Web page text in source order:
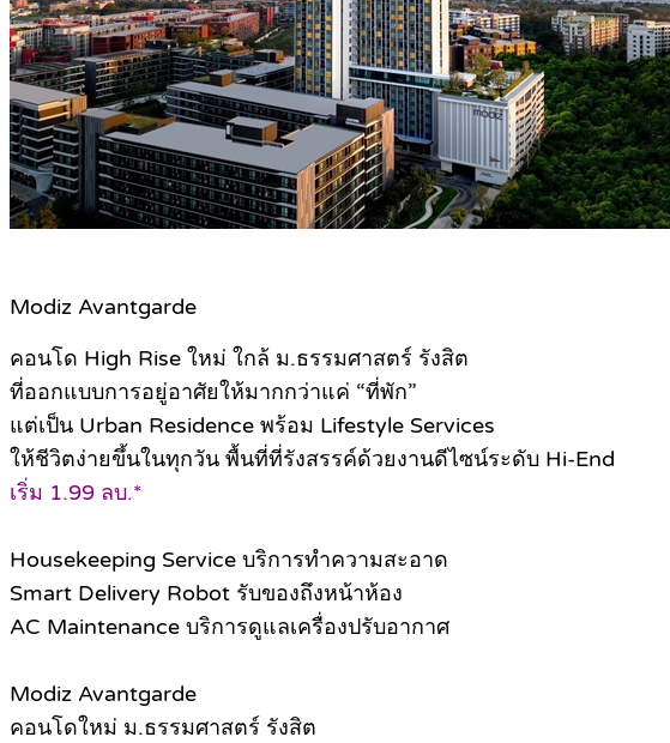
Modiz Avantgarde
คอนโด High Rise ใหม่ ใกล้ ม.ธรรมศาสตร์ รังสิต
ที่ออกแบบการอยู่อาศัยให้มากกว่าแค่ “ที่พัก”
แต่เป็น Urban Residence พร้อม Lifestyle Services
ให้ชีวิตง่ายขึ้นในทุกวัน พื้นที่ที่รังสรรค์ด้วยงานดีไซน์ระดับ Hi-End
เริ่ม 1.99 ลบ.*
Housekeeping Service บริการทำความสะอาด
Smart Delivery Robot รับของถึงหน้าห้อง
AC Maintenance บริการดูแลเครื่องปรับอากาศ
Modiz Avantgarde
คอนโดใหม่ ม.ธรรมศาสตร์ รังสิต​